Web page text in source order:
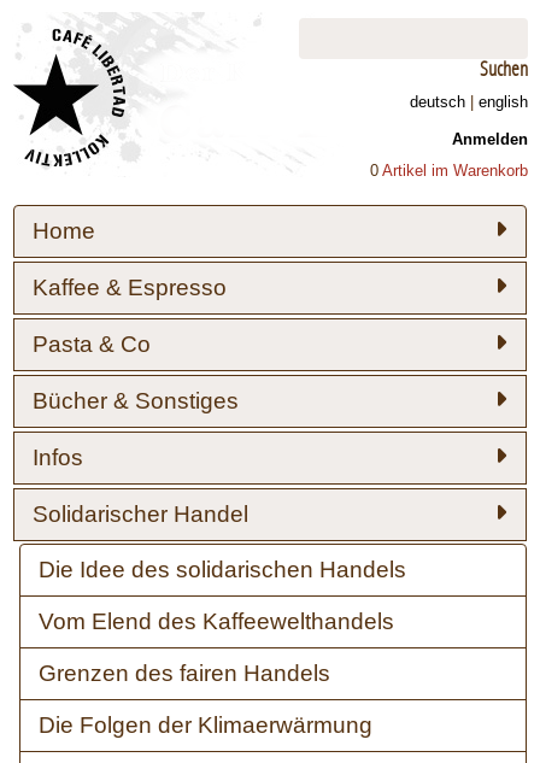
Suchen
deutsch english
Anmelden
0 Artikel im Warenkorb
Home
Kaffee & Espresso
Pasta & Co
Bücher & Sonstiges
Infos
Solidarischer Handel
Die Idee des solidarischen Handels
Vom Elend des Kaffeewelthandels
Grenzen des fairen Handels
Die Folgen der Klimaerwärmung